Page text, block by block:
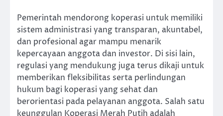
Pemerintah mendorong koperasi untuk memiliki
sistem administrasi yang transparan, akuntabel,
dan profesional agar mampu menarik
kepercayaan anggota dan investor. Di sisi lain,
regulasi yang mendukung juga terus dikaji untuk
memberikan fleksibilitas serta perlindungan
hukum bagi koperasi yang sehat dan
berorientasi pada pelayanan anggota. Salah satu
keunggulan Koperasi Merah Putih adalah